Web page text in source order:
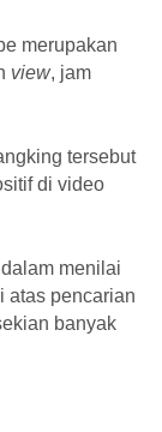
merupakan
view, jam
tersebut
di video
menilai
atas pencarian
banyak